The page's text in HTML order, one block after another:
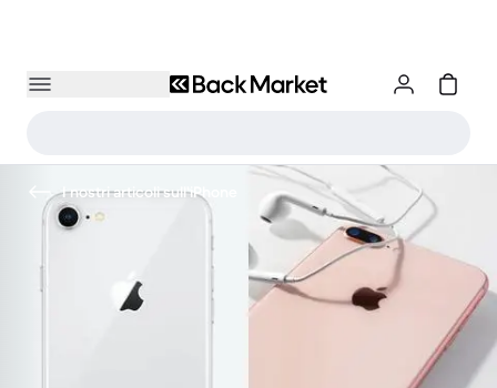
I nostri articoli sull'iPhone